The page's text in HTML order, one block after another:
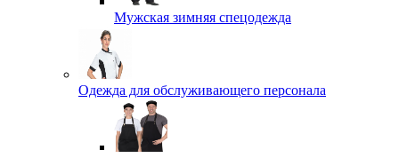
Мужская зимняя спецодежда
Одежда для обслуживающего персонала